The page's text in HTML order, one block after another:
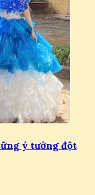
ý tưởng đột